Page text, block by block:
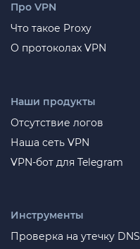
Про VPN
Что такое Proxy
О протоколах VPN
Наши продукты
Отсутствие логов
Наша сеть VPN
VPN-бот для Telegram
Инструменты
Проверка на утечку DNS